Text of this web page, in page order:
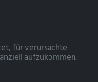
für verursachte
aufzukommen.